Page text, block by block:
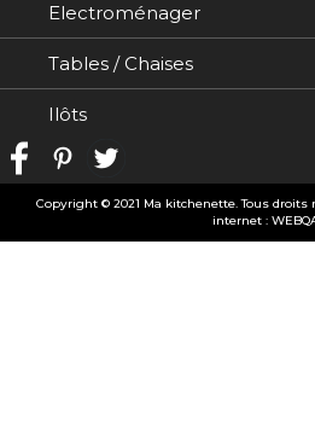
Electroménager
Tables / Chaises
Ilôts
Copyright © 2021 Ma kitchenette. Tous droits
internet: